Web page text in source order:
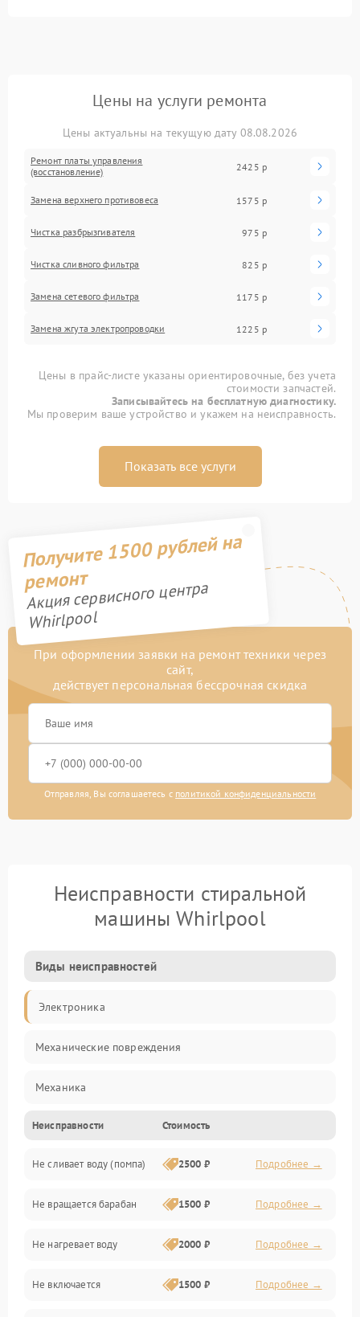
Цены на услуги ремонта
Цены актуальны на текущую дату 08.08.2026
Ремонт платы управления
(восстановление)
2425 р
Замена верхнего противовеса 1575 р
Чистка разбрызгивателя 975 р
Чистка сливного фильтра 825 р
Замена сетевого фильтра 1175 р
Замена жгута электропроводки 1225 р
Цены в прайс-листе указаны ориентировочные, без учета
стоимости запчастей.
Записывайтесь на бесплатную диагностику.
Мы проверим ваше устройство и укажем на неисправность.
Показать все услуги
Получите 1500 рублей на
ремонт
Акция сервисного центра
Whirlpool
При оформлении заявки на ремонт техники через
сайт,
действует персональная бессрочная скидка
Отправляя, Вы соглашаетесь с политикой конфиденциальности
Неисправности стиральной
машины Whirlpool
Виды неисправностей
Электроника
Механические повреждения
Механика
Электропитание
Водоснабжение
Слив
Программное обеспечение
Неисправности Стоимость
Не сливает воду (помпа) 2500 ₽ Подробнее →
Не вращается барабан 1500 ₽ Подробнее →
Не нагревает воду 2000 ₽ Подробнее →
Не включается 1500 ₽ Подробнее →